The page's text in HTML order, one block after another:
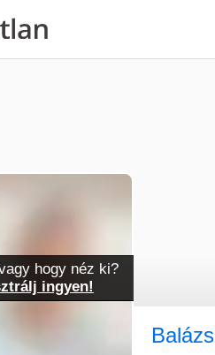
Balázs
hogy néz ki?
ingyen!